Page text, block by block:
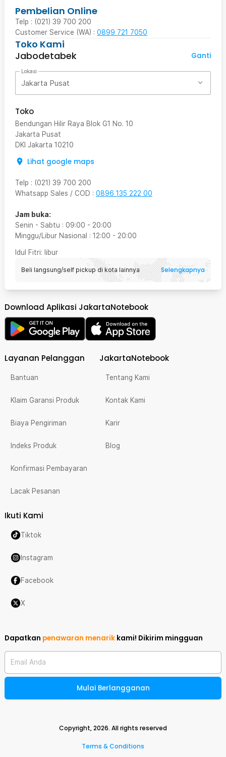
Pembelian Online
Telp : (021) 39 700 200
Customer Service (WA) : 0899 721 7050
Toko Kami
Jabodetabek
Ganti
Lokasi
Jakarta Pusat
Toko
Bendungan Hilir Raya Blok G1 No. 10
Jakarta Pusat
DKI Jakarta 10210
Lihat google maps
Telp : (021) 39 700 200
Whatsapp Sales / COD : 0896 135 222 00
Jam buka:
Senin - Sabtu : 09:00 - 20:00
Minggu/Libur Nasional : 12:00 - 20:00
Idul Fitri: libur
Beli langsung/self pickup di kota lainnya Selengkapnya
Download Aplikasi JakartaNotebook
Layanan Pelanggan
Bantuan
Klaim Garansi Produk
Biaya Pengiriman
Indeks Produk
Konfirmasi Pembayaran
Lacak Pesanan
JakartaNotebook
Tentang Kami
Kontak Kami
Karir
Blog
Ikuti Kami
Tiktok
Instagram
Facebook
X
Dapatkan penawaran menarik kami! Dikirim mingguan
Email Anda
Mulai Berlangganan
Copyright,2026. All rights reserved
Terms & Conditions